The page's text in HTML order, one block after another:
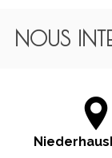
NOUS